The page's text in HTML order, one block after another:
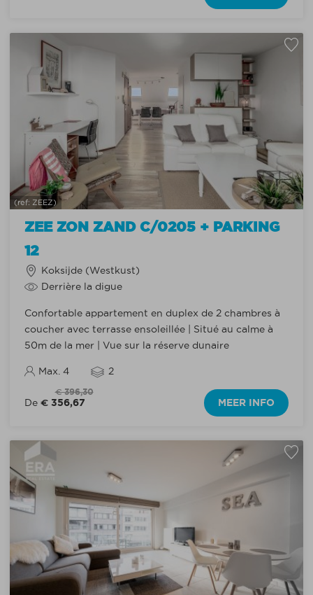
ZEE ZON ZAND C/0205 + PARKING
12
(ref: ZEEZ)
Koksijde (Westkust)
Derrière la digue
Confortable appartement en duplex de 2 chambres à
coucher avec terrasse ensoleillée | Situé au calme à
50m de la mer | Vue sur la réserve dunaire
Max. 4 2
€ 396,30
De € 356,67 MEER INFO